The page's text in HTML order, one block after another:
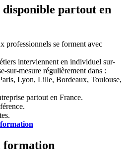
partout en
professionnels se forment avec
interviennent en individuel sur-
sur-mesure régulièrement dans :
Lyon, Lille, Bordeaux, Toulouse,
partout en France.
formation